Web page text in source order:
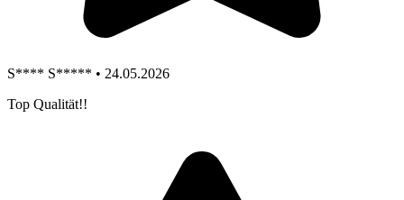
S**** S***** • 24.05.2026
Top Qualität!!